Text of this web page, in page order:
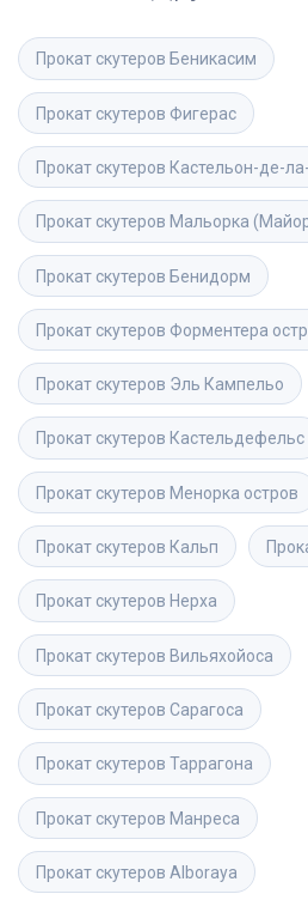
Прокат скутеров Беникасим
Прокат скутеров Фигерас
Прокат скутеров Кастельон-де-
Прокат скутеров Мальорка
Прокат скутеров Бенидорм
Прокат скутеров Форментера
Прокат скутеров Эль Кампельо
Прокат скутеров Кастельдефельс
Прокат скутеров Менорка остров
Прокат скутеров Кальп
Прокат скутеров Нерха
Прокат скутеров Вильяхойоса
Прокат скутеров Сарагоса
Прокат скутеров Таррагона
Прокат скутеров Манреса
Прокат скутеров Alboraya